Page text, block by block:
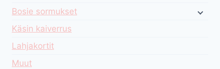
Bosie sormukset
Käsin kaiverrus
Lahjakortit
Muut